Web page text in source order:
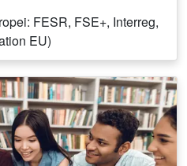
FESR, FSE+, Interreg,
EU)